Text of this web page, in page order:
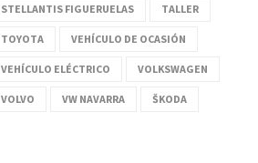
STELLANTIS FIGUERUELAS TALLER
TOYOTA VEHÍCULO DE OCASIÓN
VEHÍCULO ELÉCTRICO VOLKSWAGEN
VOLVO VW NAVARRA ŠKODA